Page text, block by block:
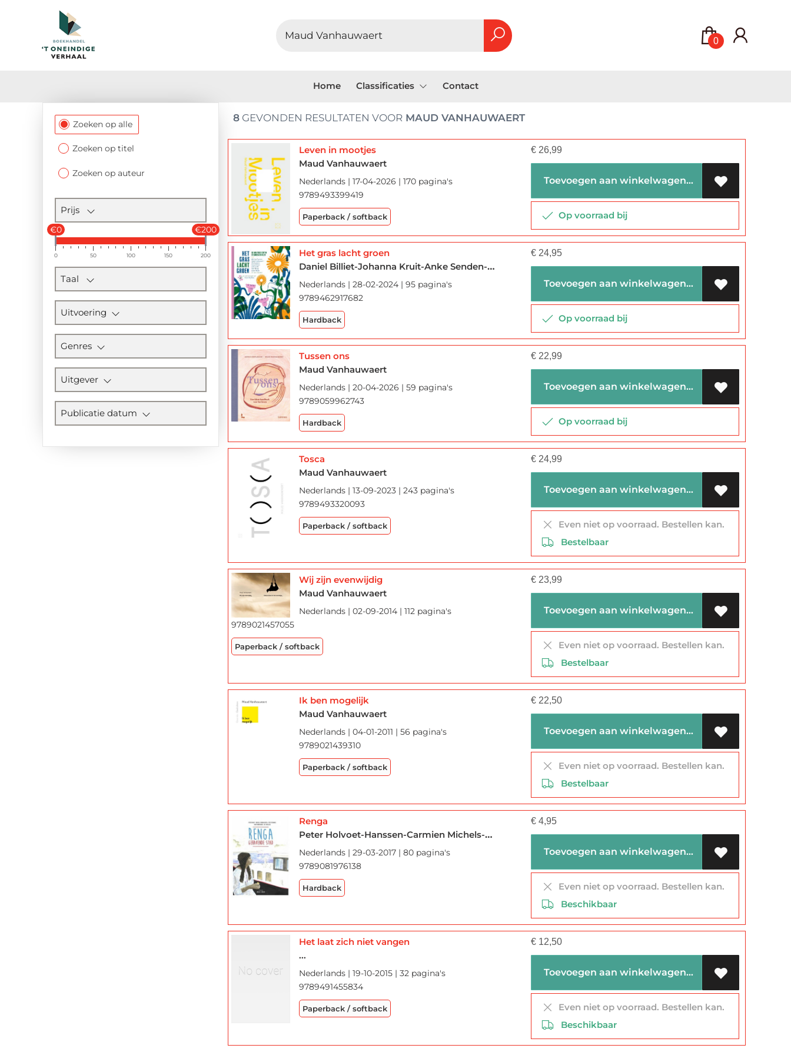
0
Home Classificaties Contact
Filtersectie
Zoeken op alle
Zoeken op titel
Zoeken op auteur
Prijs
€0 €200
0 50 100 150 200
Taal
Uitvoering
Genres
Uitgever
Publicatie datum
8 GEVONDEN RESULTATEN VOOR MAUD VANHAUWAERT
Leven in mootjes
Maud Vanhauwaert
Nederlands | 17-04-2026 | 170 pagina's
9789493399419
Paperback / softback
€ 26,99
Toevoegen aan winkelwagen
Op voorraad bij
Het gras lacht groen
Daniel Billiet-Johanna Kruit-Anke Senden-Wim Hofman-Karla Stoefs-Anne Provoost-Pim Lammers-Gil Vander Heyden-Goedele Horemans-Greta Vandeborne-Joke Van Leeuwen-Evangeline Agape-Geert Buelens-Maud Vanhauwaert-Gaea Schoeters-Erik Van Os-Paul Verrept-Riet Wille-Jens Meijen-Yelena Schmitz
Nederlands | 28-02-2024 | 95 pagina's
9789462917682
Hardback
€ 24,95
Toevoegen aan winkelwagen
Op voorraad bij
Tussen ons
Maud Vanhauwaert
Nederlands | 20-04-2026 | 59 pagina's
9789059962743
Hardback
€ 22,99
Toevoegen aan winkelwagen
Op voorraad bij
Tosca
Maud Vanhauwaert
Nederlands | 13-09-2023 | 243 pagina's
9789493320093
Paperback / softback
€ 24,99
Toevoegen aan winkelwagen
Even niet op voorraad. Bestellen kan.
Bestelbaar
Wij zijn evenwijdig
Maud Vanhauwaert
Nederlands | 02-09-2014 | 112 pagina's
9789021457055
Paperback / softback
€ 23,99
Toevoegen aan winkelwagen
Even niet op voorraad. Bestellen kan.
Bestelbaar
Ik ben mogelijk
Maud Vanhauwaert
Nederlands | 04-01-2011 | 56 pagina's
9789021439310
Paperback / softback
€ 22,50
Toevoegen aan winkelwagen
Even niet op voorraad. Bestellen kan.
Bestelbaar
Renga
Peter Holvoet-Hanssen-Carmien Michels-Peter Theunynck-Lies Van Gasse-Maud Vanhauwaert
Nederlands | 29-03-2017 | 80 pagina's
9789081976138
Hardback
€ 4,95
Toevoegen aan winkelwagen
Even niet op voorraad. Bestellen kan.
Beschikbaar
Het laat zich niet vangen
...
Nederlands | 19-10-2015 | 32 pagina's
9789491455834
Paperback / softback
€ 12,50
Toevoegen aan winkelwagen
Even niet op voorraad. Bestellen kan.
Beschikbaar